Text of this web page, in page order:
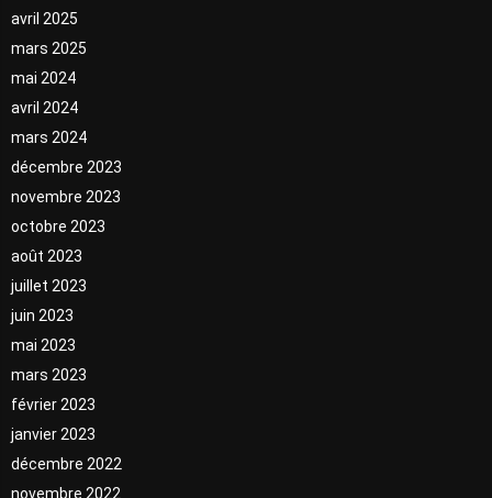
avril 2025
mars 2025
mai 2024
avril 2024
mars 2024
décembre 2023
novembre 2023
octobre 2023
août 2023
juillet 2023
juin 2023
mai 2023
mars 2023
février 2023
janvier 2023
décembre 2022
novembre 2022